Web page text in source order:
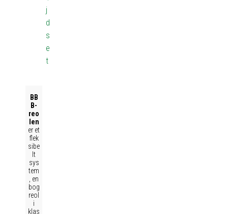
j
d
s
e
t
BB
B-
reo
len
er et
flek
sibe
lt
sys
tem
, en
bog
reol
i
klas